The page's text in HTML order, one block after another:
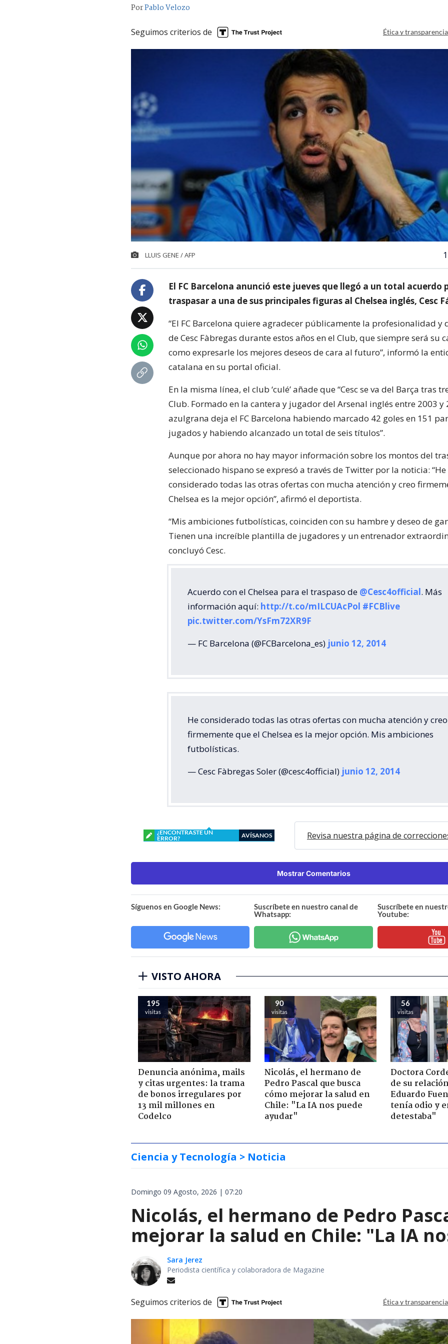
PorPablo Velozo
Seguimos criterios de Ética y
LLUIS GENE / AFP
El FC Barcelona anunció este jueves que llegó a un total acuerdo
traspasar a una de sus principales figuras al Chelsea inglés, Cesc
“El FC Barcelona quiere agradecer públicamente la profesionalidad y
de Cesc Fàbregas durante estos años en el Club, que siempre será su
como expresarle los mejores deseos de cara al futuro”, informó la
catalana en su portal oficial.
En la misma línea, el club ‘culé’ añade que “Cesc se va del Barça tras
Club. Formado en la cantera y jugador del Arsenal inglés entre 2003 y
azulgrana deja el FC Barcelona habiendo marcado 42 goles en 151
jugados y habiendo alcanzado un total de seis títulos”.
Aunque por ahora no hay mayor información sobre los montos del
seleccionado hispano se expresó a través de Twitter por la noticia: “He
considerado todas las otras ofertas con mucha atención y creo
Chelsea es la mejor opción”, afirmó el deportista.
“Mis ambiciones futbolísticas, coinciden con su hambre y deseo de
Tienen una increíble plantilla de jugadores y un entrenador
concluyó Cesc.
Acuerdo con el Chelsea para el traspaso de @Cesc4official. Más
información aquí: http://t.co/mILCUAcPol #FCBlive
pic.twitter.com/YsFm72XR9F
— FC Barcelona (@FCBarcelona_es) junio 12, 2014
He considerado todas las otras ofertas con mucha atención y creo
firmemente que el Chelsea es la mejor opción. Mis ambiciones
futbolísticas.
— Cesc Fàbregas Soler (@cesc4official) junio 12, 2014
¿ENCONTRASTE UN
ERROR?
AVÍSANOS Revisa nuestra página de
Mostrar Comentarios
Síguenos en Google News:
Suscríbete en nuestro canal de
Whatsapp:
Suscríbete en
Youtube:
VISTO AHORA
195
visitas
Denuncia anónima, mails
y citas urgentes: la trama
de bonos irregulares por
13 mil millones en
Codelco
90
visitas
Nicolás, el hermano de
Pedro Pascal que busca
cómo mejorar la salud en
Chile: "La IA nos puede
ayudar"
56
visitas
Doctora
de su
Eduardo
tenía odio y
detestaba"
Ciencia y Tecnología > Noticia
Domingo 09 Agosto, 2026 | 07:20
Nicolás, el hermano de Pedro
mejorar la salud en Chile: "La IA
Sara Jerez
Periodista científica y colaboradora de Magazine
Seguimos criterios de Ética y